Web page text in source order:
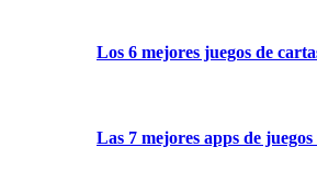
Los 6 mejores juegos de
Las 7 mejores apps de